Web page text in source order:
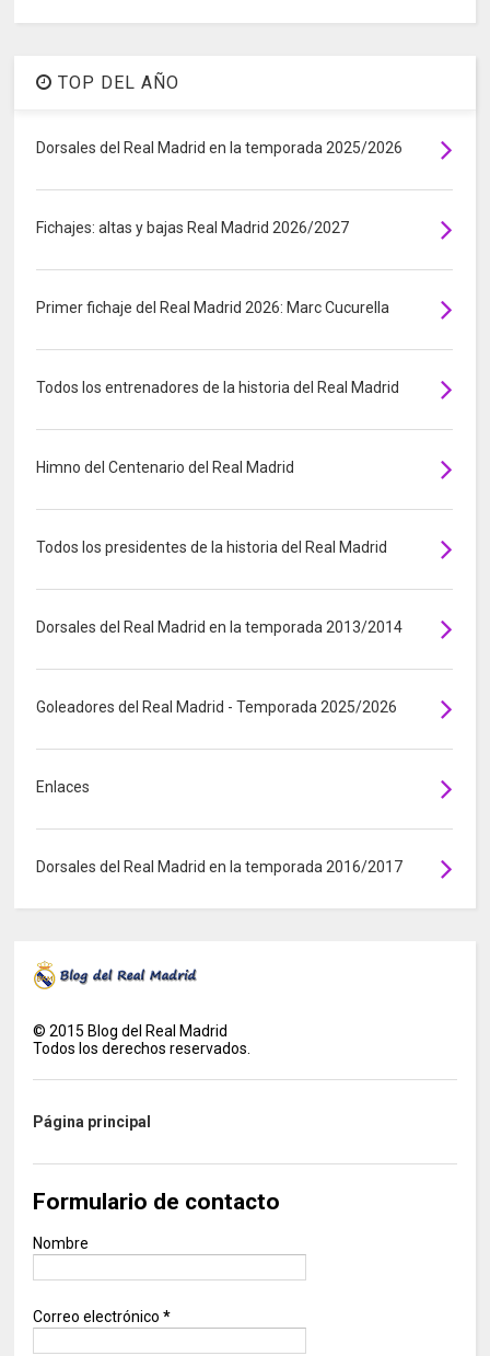
TOP DEL AÑO
Dorsales del Real Madrid en la temporada 2025/2026
Fichajes: altas y bajas Real Madrid 2026/2027
Primer fichaje del Real Madrid 2026: Marc Cucurella
Todos los entrenadores de la historia del Real Madrid
Himno del Centenario del Real Madrid
Todos los presidentes de la historia del Real Madrid
Dorsales del Real Madrid en la temporada 2013/2014
Goleadores del Real Madrid - Temporada 2025/2026
Enlaces
Dorsales del Real Madrid en la temporada 2016/2017
©2015 Blog del Real Madrid
Todos los derechos reservados.
Página principal
Formulario de contacto
Nombre
Correo electrónico*